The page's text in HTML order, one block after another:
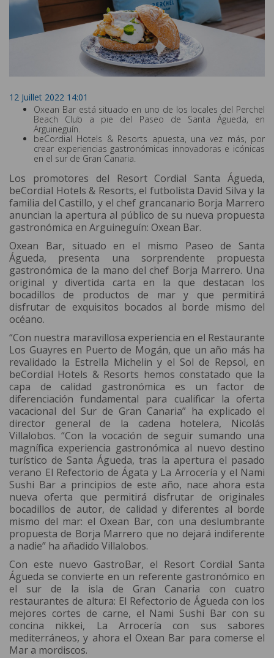
12 Juillet 2022 14:01
Oxean Bar está situado en uno de los locales del Perchel
Beach Club a pie del Paseo de Santa Águeda, en
Arguineguín.
beCordial Hotels & Resorts apuesta, una vez más, por
crear experiencias gastronómicas innovadoras e icónicas
en el sur de Gran Canaria.
Los promotores del Resort Cordial Santa Águeda,
beCordial Hotels & Resorts, el futbolista David Silva y la
familia del Castillo, y el chef grancanario Borja Marrero
anuncian la apertura al público de su nueva propuesta
gastronómica en Arguineguín: Oxean Bar.
Oxean Bar, situado en el mismo Paseo de Santa
Águeda, presenta una sorprendente propuesta
gastronómica de la mano del chef Borja Marrero. Una
original y divertida carta en la que destacan los
bocadillos de productos de mar y que permitirá
disfrutar de exquisitos bocados al borde mismo del
océano.
“Con nuestra maravillosa experiencia en el Restaurante
Los Guayres en Puerto de Mogán, que un año más ha
revalidado la Estrella Michelin y el Sol de Repsol, en
beCordial Hotels & Resorts hemos constatado que la
capa de calidad gastronómica es un factor de
diferenciación fundamental para cualificar la oferta
vacacional del Sur de Gran Canaria” ha explicado el
director general de la cadena hotelera, Nicolás
Villalobos. “Con la vocación de seguir sumando una
magnífica experiencia gastronómica al nuevo destino
turístico de Santa Águeda, tras la apertura el pasado
verano El Refectorio de Ágata y La Arrocería y el Nami
Sushi Bar a principios de este año, nace ahora esta
nueva oferta que permitirá disfrutar de originales
bocadillos de autor, de calidad y diferentes al borde
mismo del mar: el Oxean Bar, con una deslumbrante
propuesta de Borja Marrero que no dejará indiferente
a nadie” ha añadido Villalobos.
Con este nuevo GastroBar, el Resort Cordial Santa
Águeda se convierte en un referente gastronómico en
el sur de la isla de Gran Canaria con cuatro
restaurantes de altura: El Refectorio de Águeda con los
mejores cortes de carne, el Nami Sushi Bar con su
concina nikkei, La Arrocería con sus sabores
mediterráneos, y ahora el Oxean Bar para comerse el
Mar a mordiscos.